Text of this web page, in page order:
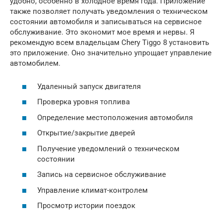
также позволяет получать уведомления о техническом
состоянии автомобиля и записываться на сервисное
обслуживание. Это экономит мое время и нервы. Я
рекомендую всем владельцам Chery Tiggo 8 установить
это приложение. Оно значительно упрощает управление
автомобилем.
Удаленный запуск двигателя
Проверка уровня топлива
Определение местоположения автомобиля
Открытие/закрытие дверей
Получение уведомлений о техническом
состоянии
Запись на сервисное обслуживание
Управление климат-контролем
Просмотр истории поездок